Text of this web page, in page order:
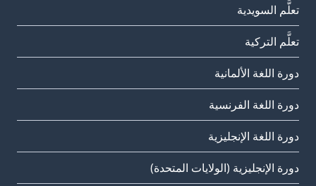
تعلَّم السويدية
تعلَّم التركية
دورة اللغة الألمانية
دورة اللغة الفرنسية
دورة اللغة الإنجليزية
دورة الإنجليزية (الولايات المتحدة)